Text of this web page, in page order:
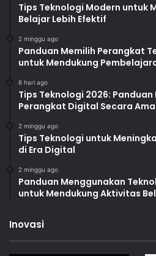
Tips Teknologi Modern untuk
Belajar Lebih Efektif
2 minggu ago
Panduan Memilih Perangkat
untuk Mendukung
6 hari ago
Tips Teknologi 2026:
Perangkat Digital Secara
2 minggu ago
Tips Teknologi untuk
di Era Digital
2 minggu ago
Panduan Menggunakan
untuk Mendukung Aktivitas
Inovasi